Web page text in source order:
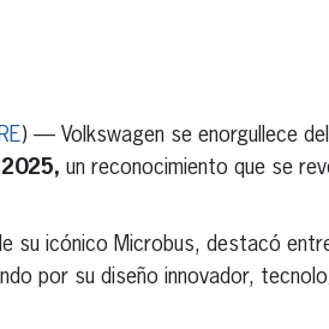
) — Volkswagen se enorgullece
un reconocimiento que se
su icónico Microbus, destacó
por su diseño innovador,